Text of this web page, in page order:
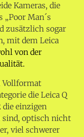
Kameras, die
„Poor Man´s
zusätzlich sogar
mit dem Leica
von der
Vollformat
die Leica Q
die einzigen
sind, optisch nicht
viel schwerer